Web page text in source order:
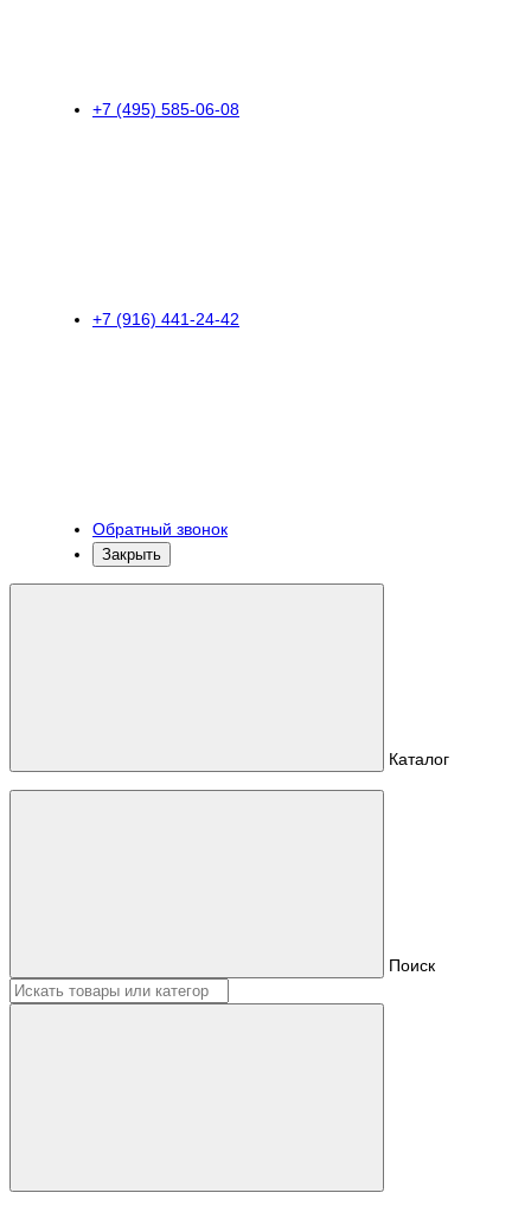
+7 (495) 585-06-08
+7 (916) 441-24-42
Обратный звонок
Закрыть
Каталог
Поиск